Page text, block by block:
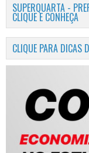
SUPERQUARTA -
CLIQUE E CONHEÇA
CLIQUE PARA DICAS